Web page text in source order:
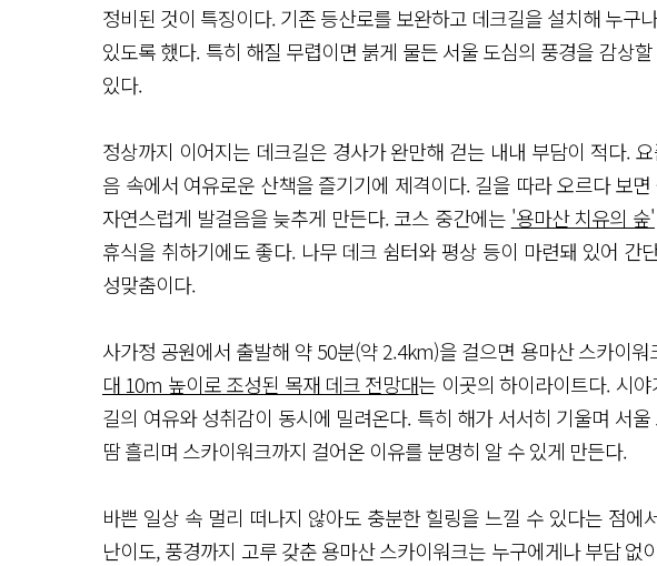
정비된 것이 특징이다. 기존 등산로를 보완하고 데크길을 설치해 누구
있도록 했다. 특히 해질 무렵이면 붉게 물든 서울 도심의 풍경을 감상
있다.
정상까지 이어지는 데크길은 경사가 완만해 걷는 내내 부담이 적다.
음 속에서 여유로운 산책을 즐기기에 제격이다. 길을 따라 오르다 보
자연스럽게 발걸음을 늦추게 만든다. 코스 중간에는 '용마산 치유의 숲'
휴식을 취하기에도 좋다. 나무 데크 쉼터와 평상 등이 마련돼 있어 간
성맞춤이다.
사가정 공원에서 출발해 약 50분(약 2.4km)을 걸으면 용마산 스카이워
대 10m 높이로 조성된 목재 데크 전망대는 이곳의 하이라이트다. 시
길의 여유와 성취감이 동시에 밀려온다. 특히 해가 서서히 기울며 서
땀 흘리며 스카이워크까지 걸어온 이유를 분명히 알 수 있게 만든다.
바쁜 일상 속 멀리 떠나지 않아도 충분한 힐링을 느낄 수 있다는 점에
난이도, 풍경까지 고루 갖춘 용마산 스카이워크는 누구에게나 부담 없